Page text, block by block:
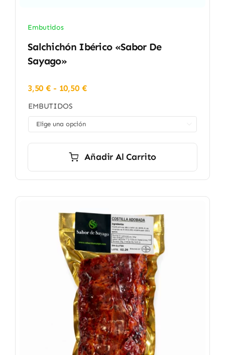
Embutidos
Salchichón Ibérico «Sabor De
Sayago»
3,50€ - 10,50 €Rango
desde
EMBUTIDOS
Añadir Al Carrito